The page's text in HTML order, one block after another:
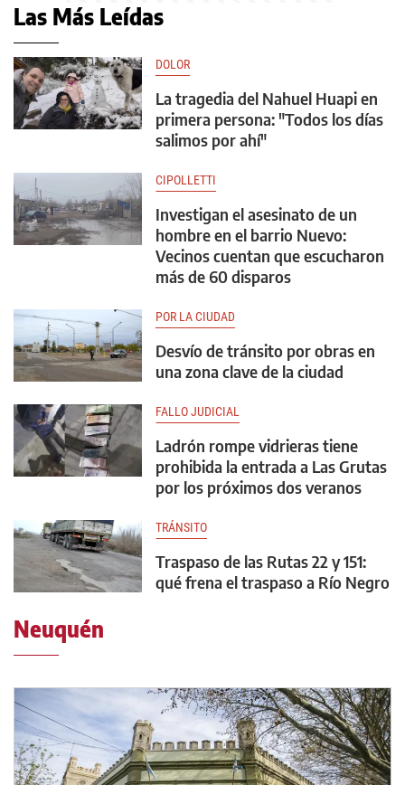
Las Más Leídas
DOLOR
La tragedia del Nahuel Huapi en
primera persona: "Todos los días
salimos por ahí"
CIPOLLETTI
Investigan el asesinato de un
hombre en el barrio Nuevo:
Vecinos cuentan que escucharon
más de 60 disparos
POR LA CIUDAD
Desvío de tránsito por obras en
una zona clave de la ciudad
FALLO JUDICIAL
Ladrón rompe vidrieras tiene
prohibida la entrada a Las Grutas
por los próximos dos veranos
TRÁNSITO
Traspaso de las Rutas 22 y 151:
qué frena el traspaso a Río Negro
Neuquén